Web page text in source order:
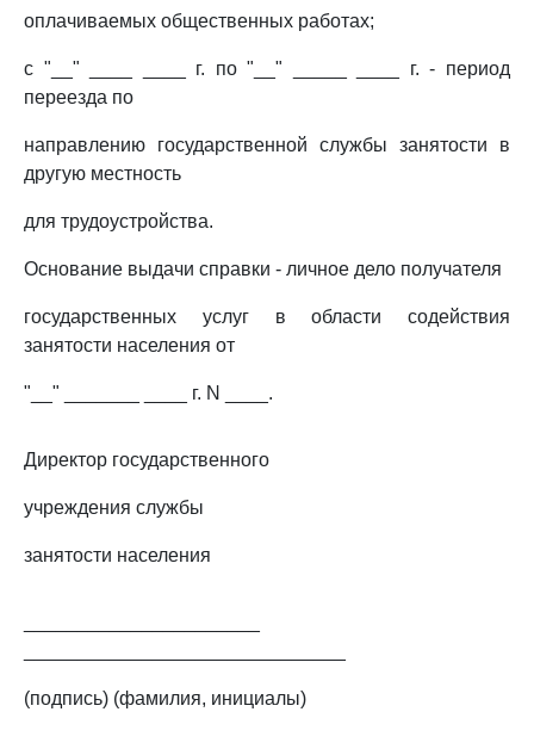
оплачиваемых общественных работах;
с "__" ____ ____ г. по "__" _____ ____ г. - период
переезда по
направлению государственной службы занятости в
другую местность
для трудоустройства.
Основание выдачи справки - личное дело получателя
государственных услуг в области содействия
занятости населения от
"__" _______ ____ г. N ____.
Директор государственного
учреждения службы
занятости населения
(подпись) (фамилия, инициалы)